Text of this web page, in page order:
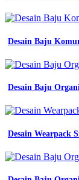
Desain Baju
Desain Baju
Desain Wearpack